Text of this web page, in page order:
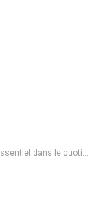
des ménages français